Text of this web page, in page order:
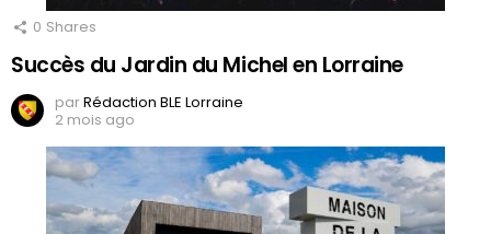
0 Shares
Succès du Jardin du Michel en Lorraine
parRédaction BLE Lorraine
2 mois ago